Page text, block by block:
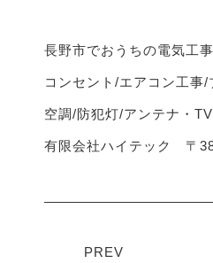
長野市でおうちの電気工
コンセント/エアコン工事
空調/防犯灯/アンテナ・
有限会社ハイテック 〒
PREV